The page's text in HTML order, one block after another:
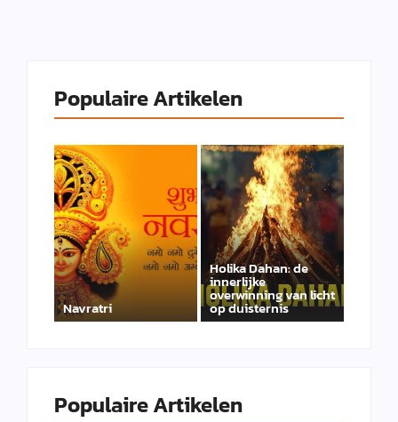
Populaire Artikelen
Navratri
Holika Dahan: de
innerlijke
overwinning van licht
op duisternis
Populaire Artikelen